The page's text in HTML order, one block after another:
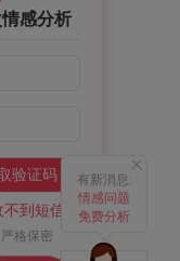
感分析
验证码
不到短信？
格保密
有新消息:
情感问题
免费分析